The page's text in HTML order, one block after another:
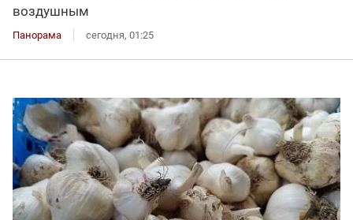
воздушным
Панорама сегодня, 01:25